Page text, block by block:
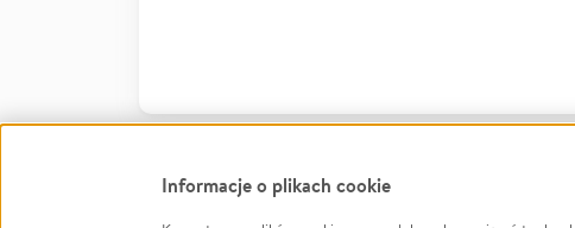
Informacje o plikach cookie